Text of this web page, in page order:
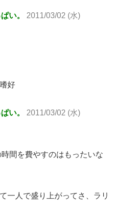
い。 2011/03/02 (水)
好
い。 2011/03/02 (水)
間を費やすのはもったいな
一人で盛り上がってさ、ラリ